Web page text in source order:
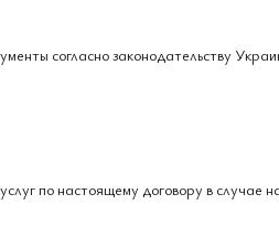
согласно законодательству
по настоящему договору в случае